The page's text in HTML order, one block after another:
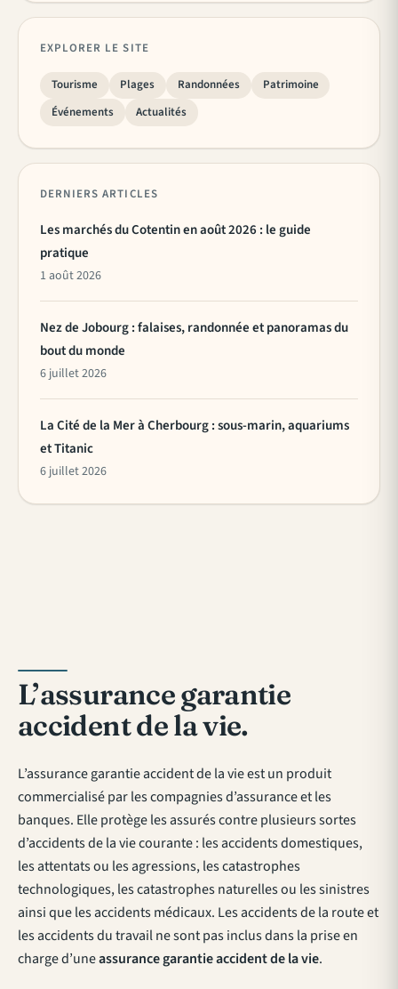
L’assurance garantie
accident de la vie.
L’assurance garantie accident de la vie est un produit
commercialisé par les compagnies d’assurance et les
banques. Elle protège les assurés contre plusieurs sortes
d’accidents de la vie courante : les accidents domestiques,
les attentats ou les agressions, les catastrophes
technologiques, les catastrophes naturelles ou les sinistres
ainsi que les accidents médicaux. Les accidents de la route et
les accidents du travail ne sont pas inclus dans la prise en
charge d’uneassurance garantie accident de la vie.
EXPLORER LE SITE
Tourisme Plages Randonnées
Patrimoine
Événements
Actualités
DERNIERS ARTICLES
Les marchés du Cotentin en août 2026 : le guide
pratique
1 août 2026
Nez de Jobourg : falaises, randonnée et panoramas du
bout du monde
6 juillet 2026
La Cité de la Mer à Cherbourg : sous-marin, aquariums
et Titanic
6 juillet 2026